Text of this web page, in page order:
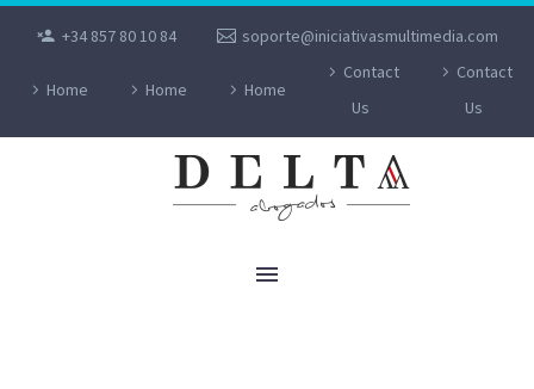
+34 857 80 10 84 soporte@iniciativasmultimedia.com
Home Home Home
Contact
Us
Contact
Us